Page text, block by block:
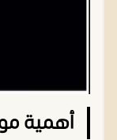
أهمية